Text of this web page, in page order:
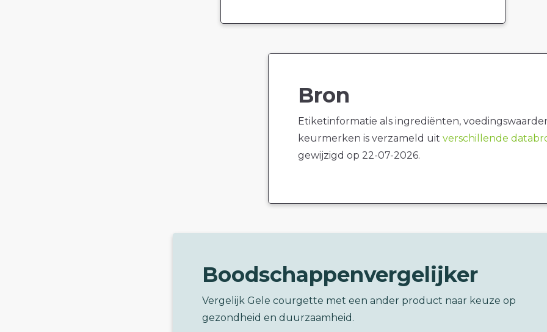
Bron
Etiketinformatie als ingrediënten,
keurmerken is verzameld uit verschillende
gewijzigd op 22-07-2026.
Boodschappenvergelijker
Vergelijk Gele courgette met een ander product naar keuze op
gezondheid en duurzaamheid.